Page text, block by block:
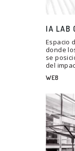
IA LAB
Espacio
donde
se
del
WEB